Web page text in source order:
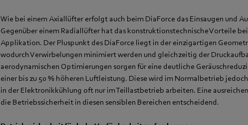
Wie bei einem Axiallüfter erfolgt auch beim DiaForce das Einsaugen und
Gegenüber einem Radiallüfter hat das konstruktionstechnische Vorteile
Applikation. Der Pluspunkt des DiaForce liegt in der einzigartigen
wodurch Verwirbelungen minimiert werden und gleichzeitig der
aerodynamischen Optimierungen sorgen für eine deutliche
einer bis zu 50 % höheren Luftleistung. Diese wird im Normalbetrieb
in der Elektronikkühlung oft nur im Teillastbetrieb arbeiten. Eine
die Betriebssicherheit in diesen sensiblen Bereichen entscheidend.